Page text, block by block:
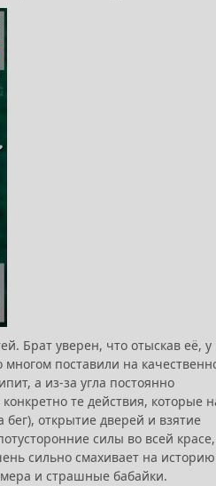
Брат уверен, что отыскав её, у
поставили на
а из-за угла постоянно
те действия, которые
открытие дверей и взятие
силы во всей
сильно смахивает на
и страшные бабайки.